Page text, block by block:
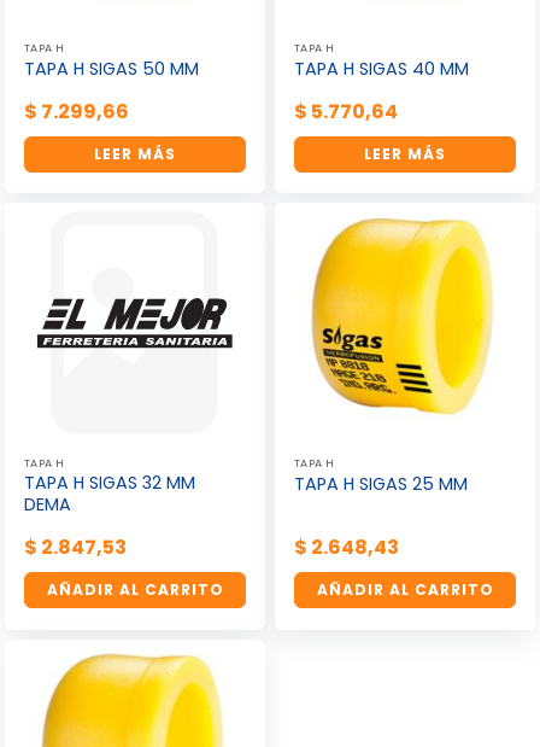
TAPA H
TAPA H SIGAS 50 MM
$ 7.299,66
LEER MÁS
TAPA H
TAPA H SIGAS 40 MM
$ 5.770,64
LEER MÁS
TAPA H
TAPA H SIGAS 32 MM
DEMA
$ 2.847,53
AÑADIR AL CARRITO
TAPA H
TAPA H SIGAS 25 MM
$ 2.648,43
AÑADIR AL CARRITO